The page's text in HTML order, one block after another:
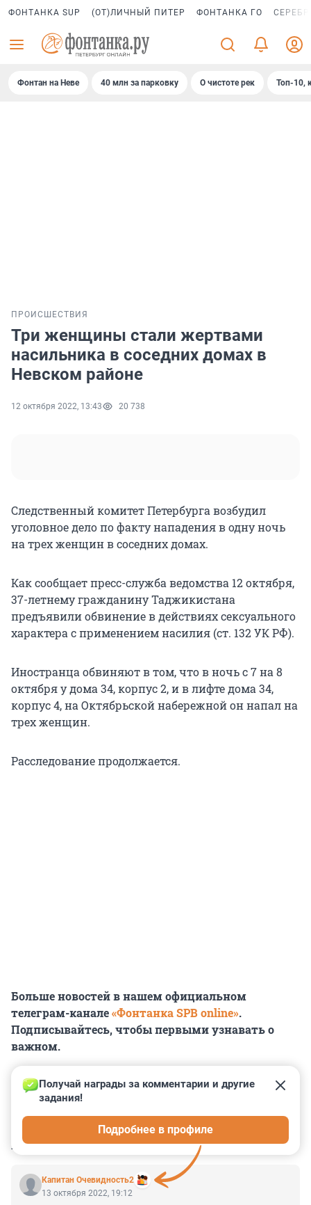
ФОНТАНКА SUP (ОТ)ЛИЧНЫЙ ПИТЕР ФОНТАНКА ГО
Фонтан на Неве 40 млн за парковку О чистоте рек Топ-10,
ПРОИСШЕСТВИЯ
Три женщины стали жертвами
насильника в соседних домах в
Невском районе
12 октября 2022, 13:43 20 738
Следственный комитет Петербурга возбудил
уголовное дело по факту нападения в одну ночь
на трех женщин в соседних домах.
Как сообщает пресс-служба ведомства 12 октября,
37-летнему гражданину Таджикистана
предъявили обвинение в действиях сексуального
характера с применением насилия (ст. 132 УК РФ).
Иностранца обвиняют в том, что в ночь с 7 на 8
октября у дома 34, корпус 2, и в лифте дома 34,
корпус 4, на Октябрьской набережной он напал на
трех женщин.
Расследование продолжается.
Больше новостей в нашем официальном
телеграм-канале«Фонтанка SPB online».
Подписывайтесь, чтобы первыми узнавать о
важном.
КОММЕНТАРИИ 12
Капитан Очевидность2
Получай награды за комментарии и другие
задания!
Подробнее в профиле
13 октября 2022, 19:12